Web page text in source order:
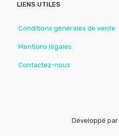
LIENS UTILES
Conditions générales de vente
Mentions légales
Contactez-nous
Développé par